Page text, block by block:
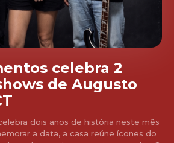
celebra 2
de Augusto
dois anos de história neste mês
a data, a casa reúne ícones do